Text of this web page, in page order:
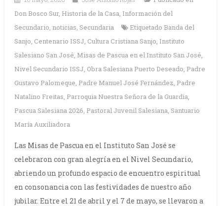
Don Bosco Sur, Historia de la Casa, Información del
Secundario, noticias, Secundaria Etiquetado Banda del
Sanjo, Centenario ISSJ, Cultura Cristiana Sanjo, Instituto
Salesiano San José, Misas de Pascua en el Instituto San José,
Nivel Secundario ISSJ, Obra Salesiana Puerto Deseado, Padre
Gustavo Palomeque, Padre Manuel José Fernández, Padre
Natalino Freitas, Parroquia Nuestra Señora de la Guardia,
Pascua Salesiana 2026, Pastoral Juvenil Salesiana, Santuario
María Auxiliadora
Las Misas de Pascua en el Instituto San José se
celebraron con gran alegría en el Nivel Secundario,
abriendo un profundo espacio de encuentro espiritual
en consonancia con las festividades de nuestro año
jubilar. Entre el 21 de abril y el 7 de mayo, se llevaron a